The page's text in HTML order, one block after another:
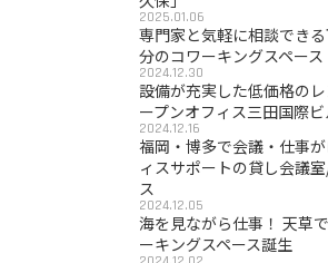
2025.01.06
専門家と気軽に相談でき
分のコワーキングスペース
2024.12.30
設備が充実した低価格の
ープンオフィス三田国際ビ
2024.12.16
福岡・博多で会議・仕事
ィスサポートの貸し会議
ス
2024.12.05
海を見ながら仕事！ 天草
ーキングスペース誕生